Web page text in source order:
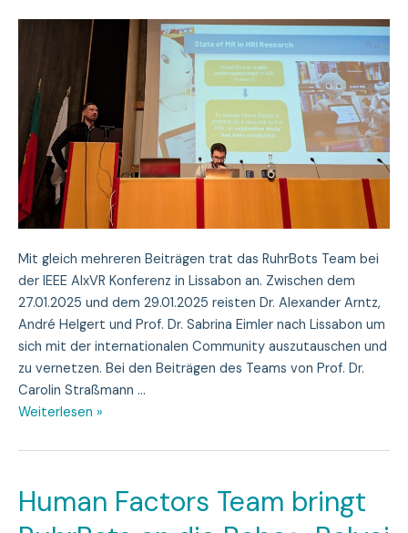
Mit gleich mehreren Beiträgen trat das RuhrBots Team bei
der IEEE AIxVR Konferenz in Lissabon an. Zwischen dem
27.01.2025 und dem 29.01.2025 reisten Dr. Alexander Arntz,
André Helgert und Prof. Dr. Sabrina Eimler nach Lissabon um
sich mit der internationalen Community auszutauschen und
zu vernetzen. Bei den Beiträgen des Teams von Prof. Dr.
Carolin Straßmann …
RuhrBots
Beiträgen
IEEE
Weiterlesen »
Human Factors Team bringt